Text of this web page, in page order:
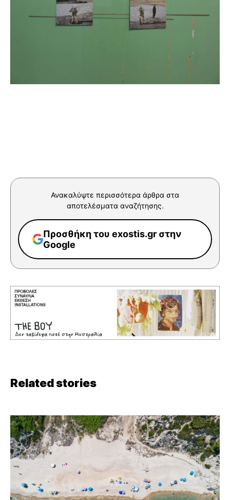
Ανακαλύψτε περισσότερα άρθρα στα
αποτελέσματα αναζήτησης.
Προσθήκη του exostis.gr στην
Google
Related stories